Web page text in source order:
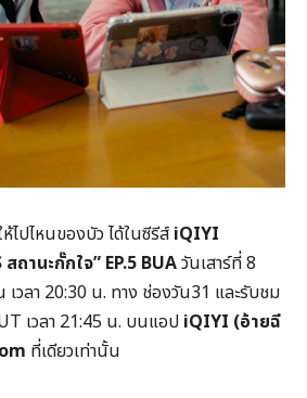
ไปไหนของบัว ได้ในซีรีส์ iQIYI
ถานะกั๊กใจ” EP.5 BUAวันเสาร์ที่ 8
วลา 20:30 น. ทาง ช่องวัน31 และรับชม
เวลา 21:45 น. บนแอป iQIYI (อ้ายฉี
ที่เดียวเท่านั้น